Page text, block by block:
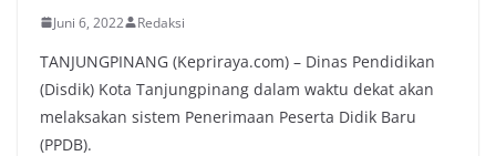
Juni 6, 2022 Redaksi
TANJUNGPINANG (Kepriraya.com) – Dinas Pendidikan
(Disdik) Kota Tanjungpinang dalam waktu dekat akan
melaksakan sistem Penerimaan Peserta Didik Baru
(PPDB).